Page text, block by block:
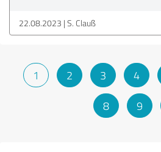
22.08.2023 S. Clauß
1 2 3 4
8 9